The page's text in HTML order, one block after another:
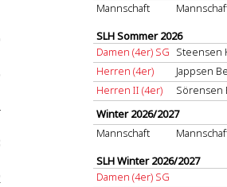
Mannschaft
SLH Sommer 2026
Damen (4er) SG Steensen
Herren (4er)
Jappsen
Herren II (4er)
Sörensen
Winter 2026/2027
Mannschaft
SLH Winter 2026/2027
Damen (4er) SG